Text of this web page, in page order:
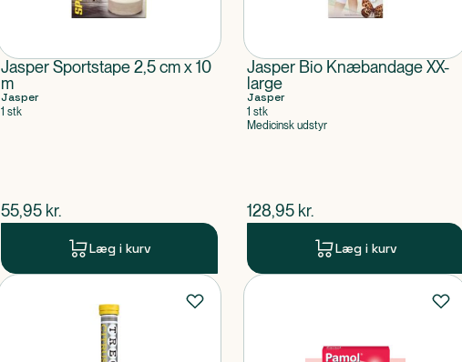
Jasper Sportstape 2,5 cm x 10
m
Jasper
1 stk
$nuværende pris
55,95 kr.
Læg i kurv
Jasper Bio Knæbandage XX-
large
Jasper
1 stk
Medicinsk udstyr
$nuværende pris
128,95 kr.
Læg i kurv